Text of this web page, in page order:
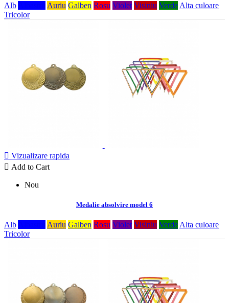
Alb Auriu Galben Rosu Violet Visiniu Verde Alta culoare
Tricolor
 Vizualizare rapida
 Add to Cart
Nou
Medalie absolvire model 6
Alb Auriu Galben Rosu Violet Visiniu Verde Alta culoare
Tricolor